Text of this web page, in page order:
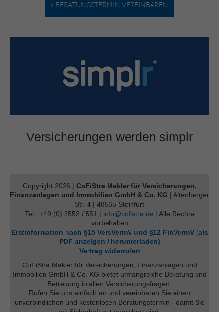
» BERATUNGSTERMIN VEREINBAREN
Versicherungen werden simplr
Copyright 2026 | CoFiStra Makler für Versicherungen,
Finanzanlagen und Immobilien GmbH & Co. KG | Altenberger
Str. 4 | 48565 Steinfurt
Tel.: +49 (0) 2552 / 551 | info@cofistra.de | Alle Rechte
vorbehalten
Erstinformation nach §15 VersVermV und §12 FinVermV (als
PDF anzeigen / herunterladen)
Vertrag widerrufen
CoFiStra Makler für Versicherungen, Finanzanlagen und
Immobilien GmbH & Co. KG bietet umfangreiche Beratung und
Betreuung in allen Versicherungsfragen.
Rufen Sie uns einfach an und vereinbaren Sie einen
unverbindlichen und kostenlosen Beratungstermin - damit Sie